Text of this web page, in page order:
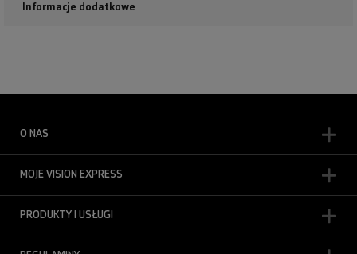
Informacje dodatkowe
O NAS
MOJE VISION EXPRESS
PRODUKTY I USŁUGI